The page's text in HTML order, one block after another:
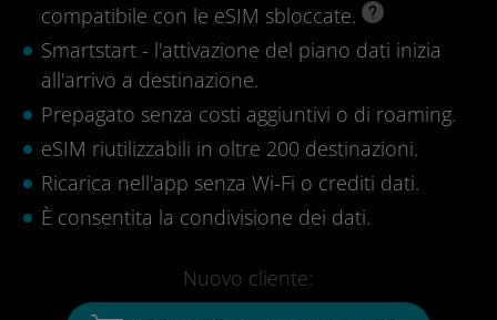
compatibile con le eSIM sbloccate.
Smartstart - l'attivazione del piano dati inizia
all'arrivo a destinazione.
Prepagato senza costi aggiuntivi o di roaming.
eSIM riutilizzabili in oltre 200 destinazioni.
Ricarica nell'app senza Wi-Fi o crediti dati.
È consentita la condivisione dei dati.
Nuovo cliente: